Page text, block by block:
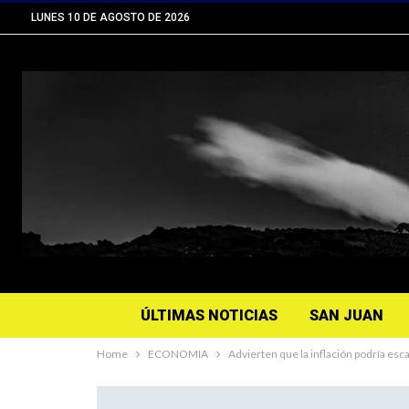
LUNES 10 DE AGOSTO DE 2026
ÚLTIMAS NOTICIAS SAN JUAN
Home ECONOMIA Advierten que la inflación podría